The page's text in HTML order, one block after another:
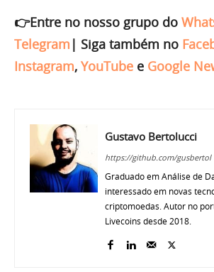
👉Entre no nosso grupo do
Telegram | Siga também no
Instagram, YouTube e Google
Gustavo Bertolucci
https://github.com/gusbertol
Graduado em Análise de
interessado em novas
criptomoedas. Autor no
Livecoins desde 2018.